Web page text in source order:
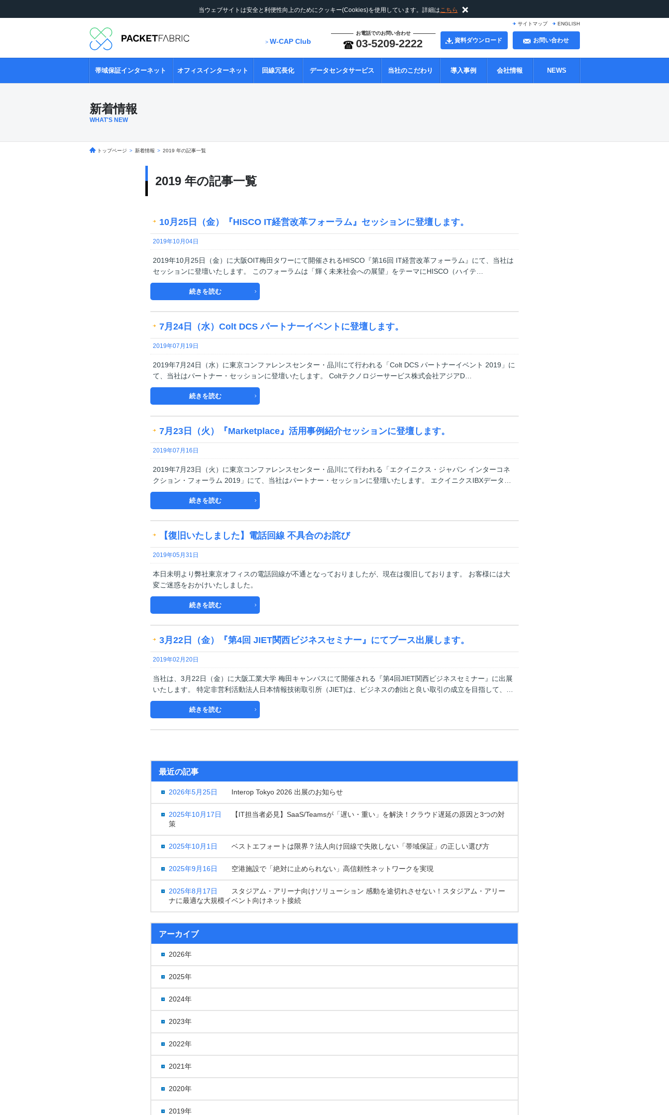
当ウェブサイトは安全と利便性向上のためにクッキー(Cookies)を使用しています。詳細はこちら
ENGLISH
サイトマップ
お問い合わせ
資料ダウンロード
お電話でのお問い合わせ
03-5209-2222
> W-CAP Club
帯域保証インターネット オフィスインターネット 回線冗長化 データセンタサービス 当社のこだわり 導入事例 会社情報 NEWS
新着情報
WHAT'S NEW
トップページ > 新着情報 > 2019 年の記事一覧
2019 年の記事一覧
10月25日（金）『HISCO IT経営改革フォーラム』セッションに登壇します。
2019年10月04日
2019年10月25日（金）に大阪OIT梅田タワーにて開催されるHISCO『第16回 IT経営改革フォーラム』にて、当社は
セッションに登壇いたします。 このフォーラムは「輝く未来社会への展望」をテーマにHISCO（ハイテ…
続きを読む
7月24日（水）Colt DCS パートナーイベントに登壇します。
2019年07月19日
2019年7月24日（水）に東京コンファレンスセンター・品川にて行われる「Colt DCS パートナーイベント 2019」に
て、当社はパートナー・セッションに登壇いたします。 Coltテクノロジーサービス株式会社アジアD…
続きを読む
7月23日（火）『Marketplace』活用事例紹介セッションに登壇します。
2019年07月16日
2019年7月23日（火）に東京コンファレンスセンター・品川にて行われる「エクイニクス・ジャパン インターコネ
クション・フォーラム 2019」にて、当社はパートナー・セッションに登壇いたします。 エクイニクスIBXデータ…
続きを読む
【復旧いたしました】電話回線 不具合のお詫び
2019年05月31日
本日未明より弊社東京オフィスの電話回線が不通となっておりましたが、現在は復旧しております。 お客様には大
変ご迷惑をおかけいたしました。
続きを読む
3月22日（金）『第4回 JIET関西ビジネスセミナー』にてブース出展します。
2019年02月20日
当社は、3月22日（金）に大阪工業大学 梅田キャンパスにて開催される『第4回JIET関西ビジネスセミナー』に出展
いたします。 特定非営利活動法人日本情報技術取引所（JIET)は、ビジネスの創出と良い取引の成立を目指して、…
続きを読む
最近の記事
2026年5月25日 Interop Tokyo 2026 出展のお知らせ
2025年10月17日
【IT担当者必見】SaaS/Teamsが「遅い・重い」を解決！クラウド遅延の原因と3つの対
策
2025年10月1日 ベストエフォートは限界？法人向け回線で失敗しない「帯域保証」の正しい選び方
2025年9月16日 空港施設で「絶対に止められない」高信頼性ネットワークを実現
2025年8月17日
スタジアム・アリーナ向けソリューション 感動を途切れさせない！スタジアム・アリー
ナに最適な大規模イベント向けネット接続
アーカイブ
2026年
2025年
2024年
2023年
2022年
2021年
2020年
2019年